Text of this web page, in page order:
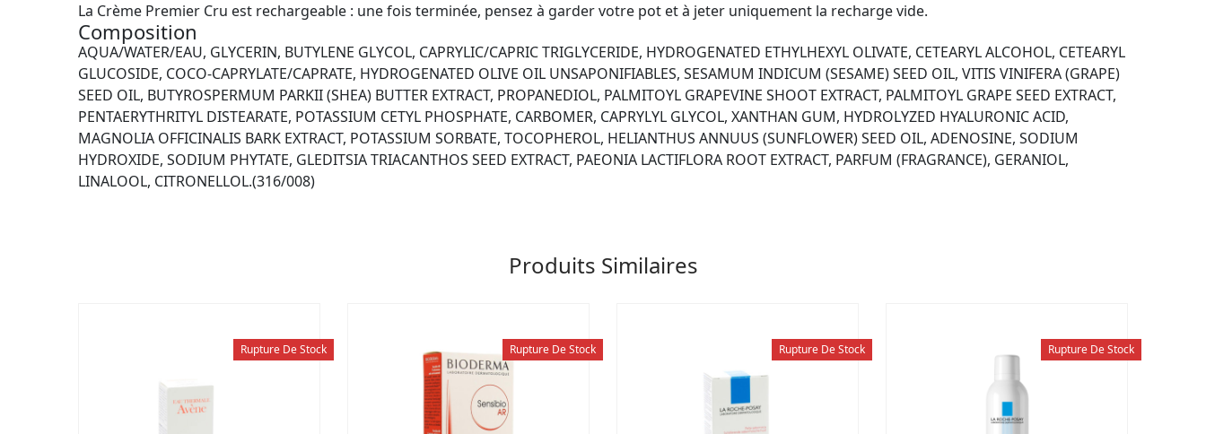
La Crème Premier Cru est rechargeable : une fois terminée, pensez à garder votre pot et à jeter uniquement la recharge vide.
Composition
AQUA/WATER/EAU, GLYCERIN, BUTYLENE GLYCOL, CAPRYLIC/CAPRIC TRIGLYCERIDE, HYDROGENATED ETHYLHEXYL OLIVATE, CETEARYL ALCOHOL, CETEARYL
GLUCOSIDE, COCO-CAPRYLATE/CAPRATE, HYDROGENATED OLIVE OIL UNSAPONIFIABLES, SESAMUM INDICUM (SESAME) SEED OIL, VITIS VINIFERA (GRAPE)
SEED OIL, BUTYROSPERMUM PARKII (SHEA) BUTTER EXTRACT, PROPANEDIOL, PALMITOYL GRAPEVINE SHOOT EXTRACT, PALMITOYL GRAPE SEED EXTRACT,
PENTAERYTHRITYL DISTEARATE, POTASSIUM CETYL PHOSPHATE, CARBOMER, CAPRYLYL GLYCOL, XANTHAN GUM, HYDROLYZED HYALURONIC ACID,
MAGNOLIA OFFICINALIS BARK EXTRACT, POTASSIUM SORBATE, TOCOPHEROL, HELIANTHUS ANNUUS (SUNFLOWER) SEED OIL, ADENOSINE, SODIUM
HYDROXIDE, SODIUM PHYTATE, GLEDITSIA TRIACANTHOS SEED EXTRACT, PAEONIA LACTIFLORA ROOT EXTRACT, PARFUM (FRAGRANCE), GERANIOL,
LINALOOL, CITRONELLOL.(316/008)
Produits Similaires
Rupture De Stock Rupture De Stock Rupture De Stock Rupture De Stock